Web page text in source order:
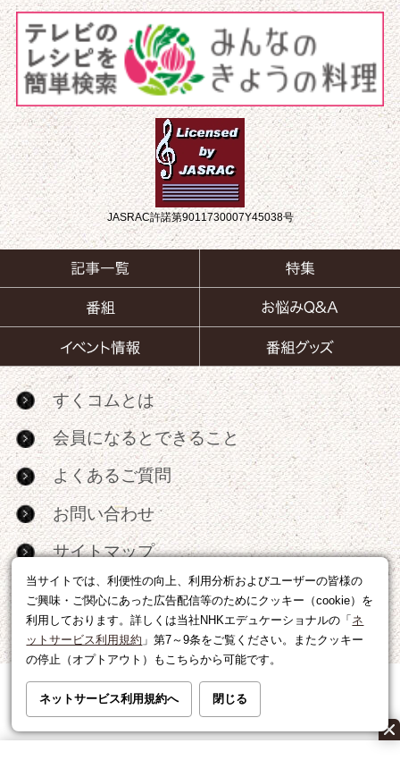
当サイトでは、利便性の向上、利用分析およびユーザーの皆様の
ご興味・ご関心にあった広告配信等のためにクッキー（cookie）を
利用しております。詳しくは当社NHKエデュケーショナルの「 ネ
ットサービス利用規約 」第7～9条をご覧ください。またクッキー
の停止（オプトアウト）もこちらから可能です。
ネットサービス利用規約へ 閉じる
JASRAC許諾第9011730007Y45038号
すくコムとは
会員になるとできること
よくあるご質問
お問い合わせ
サイトマップ
RSS
広告出稿・パートナーシップについて
利用規約|個人情報の取り扱いについて
運営会社|広告に関するお問い合わせ